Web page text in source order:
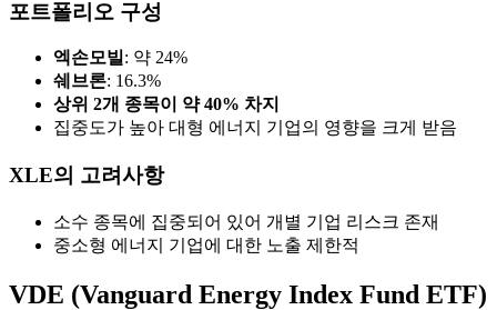
포트폴리오 구성
엑손모빌 : 약 24%
쉐브론: 16.3%
상위 2개 종목이 약 40% 차지
집중도가 높아 대형 에너지 기업의 영향을 크게 받음
XLE의 고려사항
소수 종목에 집중되어 있어 개별 기업 리스크 존재
중소형 에너지 기업에 대한 노출 제한적
VDE (Vanguard Energy Index Fund ETF)